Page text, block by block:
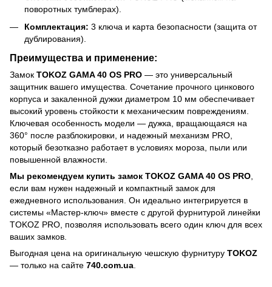
поворотных тумблерах).
Комплектация: 3 ключа и карта безопасности (защита от
дублирования).
Преимущества и применение:
Замок TOKOZ GAMA 40 OS PRO — это универсальный
защитник вашего имущества. Сочетание прочного цинкового
корпуса и закаленной дужки диаметром 10 мм обеспечивает
высокий уровень стойкости к механическим повреждениям.
Ключевая особенность модели — дужка, вращающаяся на
360° после разблокировки, и надежный механизм PRO,
который безотказно работает в условиях мороза, пыли или
повышенной влажности.
Мы рекомендуем купить замок TOKOZ GAMA 40 OS PRO
если вам нужен надежный и компактный замок для
ежедневного использования. Он идеально интегрируется в
системы «Мастер-ключ» вместе с другой фурнитурой линейки
TOKOZ PRO, позволяя использовать всего один ключ для всех
ваших замков.
Выгодная цена на оригинальную чешскую фурнитуру TOKOZ
— только на сайте 740.com.ua